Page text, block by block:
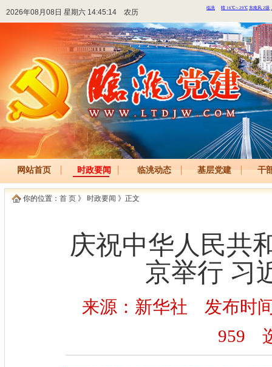
2026年08月08日 星期六 14:45:14 农历
网站首页 时政要闻 临洮动态 基层党建 干
你的位置： 首 页 》 时政要闻 》正文
庆祝中华人民共
京举行 习
来源：新华社 发布时
959